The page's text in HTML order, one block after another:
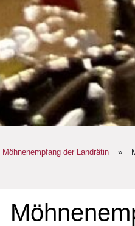
Möhnenempfang der Landrätin »